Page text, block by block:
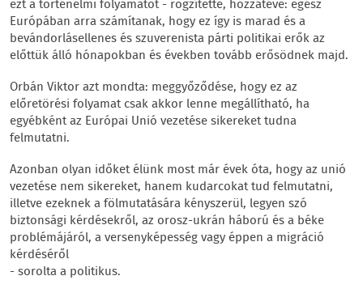
ezt a történelmi folyamatot - rögzítette, hozzátéve: egész
Európában arra számítanak, hogy ez így is marad és a
bevándorlásellenes és szuverenista párti politikai erők az
előttük álló hónapokban és években tovább erősödnek majd.
Orbán Viktor azt mondta: meggyőződése, hogy ez az
előretörési folyamat csak akkor lenne megállítható, ha
egyébként az Európai Unió vezetése sikereket tudna
felmutatni.
Azonban olyan időket élünk most már évek óta, hogy az unió
vezetése nem sikereket, hanem kudarcokat tud felmutatni,
illetve ezeknek a fölmutatására kényszerül, legyen szó
biztonsági kérdésekről, az orosz-ukrán háború és a béke
problémájáról, a versenyképesség vagy éppen a migráció
kérdéséről
- sorolta a politikus.